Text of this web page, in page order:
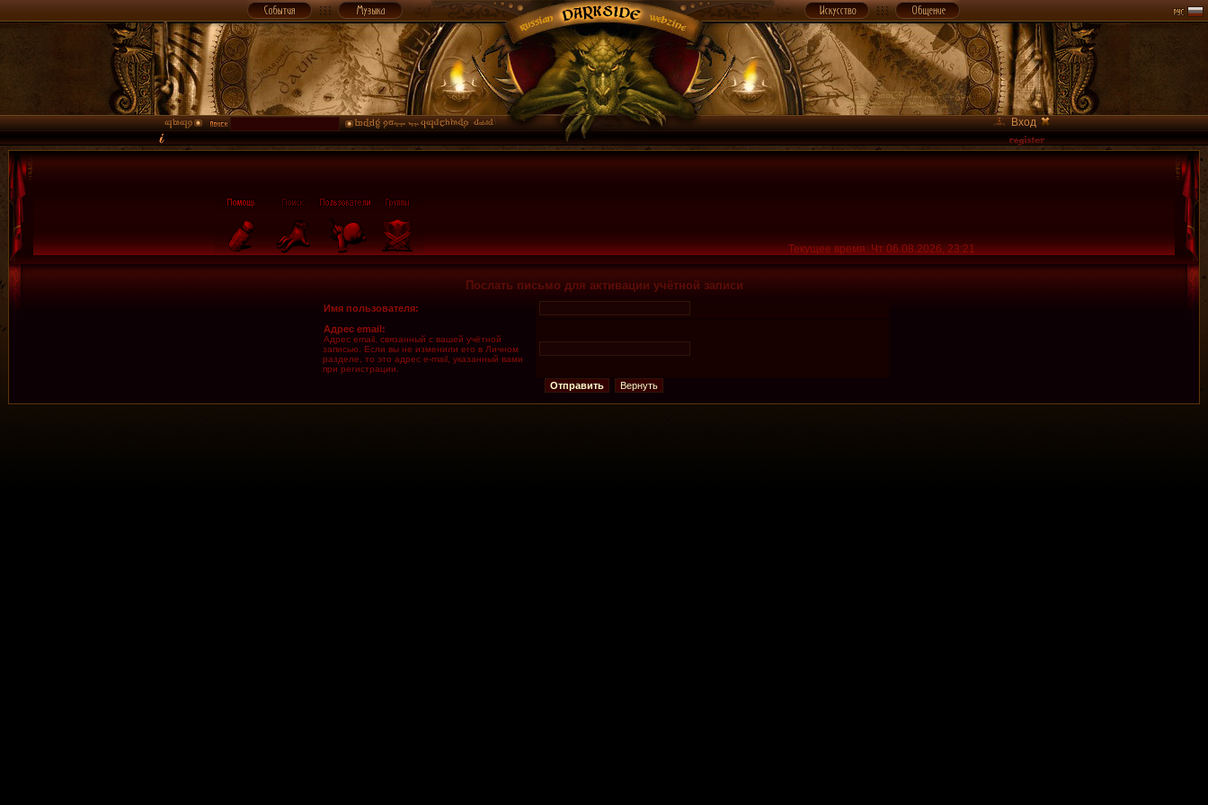
Вход
Текущее время: Чт 06.08.2026, 23:21
Послать письмо для активации учётной записи
Имя пользователя:
Адрес email:
Адрес email, связанный с вашей учётной
записью. Если вы не изменили его в Личном
разделе, то это адрес e-mail, указанный вами
при регистрации.